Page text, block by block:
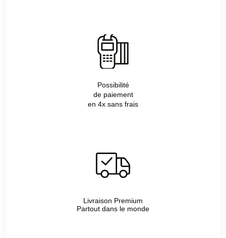
Possibilité
de paiement
en 4x sans frais
Livraison Premium
Partout dans le monde